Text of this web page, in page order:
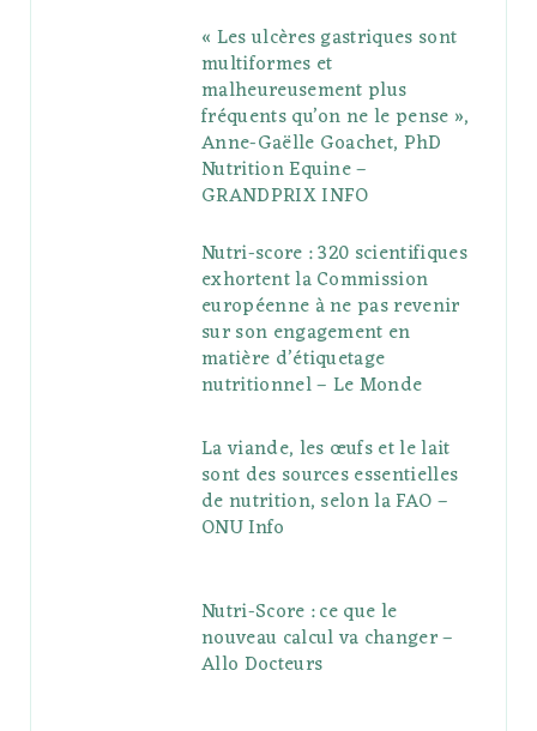
« Les ulcères gastriques sont
multiformes et
malheureusement plus
fréquents qu’on ne le pense »,
Anne-Gaëlle Goachet, PhD
Nutrition Equine –
GRANDPRIX INFO
Nutri-score : 320 scientifiques
exhortent la Commission
européenne à ne pas revenir
sur son engagement en
matière d’étiquetage
nutritionnel – Le Monde
La viande, les œufs et le lait
sont des sources essentielles
de nutrition, selon la FAO –
ONU Info
Nutri-Score : ce que le
nouveau calcul va changer –
Allo Docteurs